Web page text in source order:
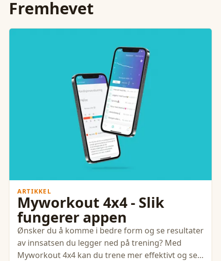
Fremhevet
ARTIKKEL
Myworkout 4x4 - Slik
fungerer appen
Ønsker du å komme i bedre form og se resultater
av innsatsen du legger ned på trening? Med
Myworkout 4x4 kan du trene mer effektivt og se